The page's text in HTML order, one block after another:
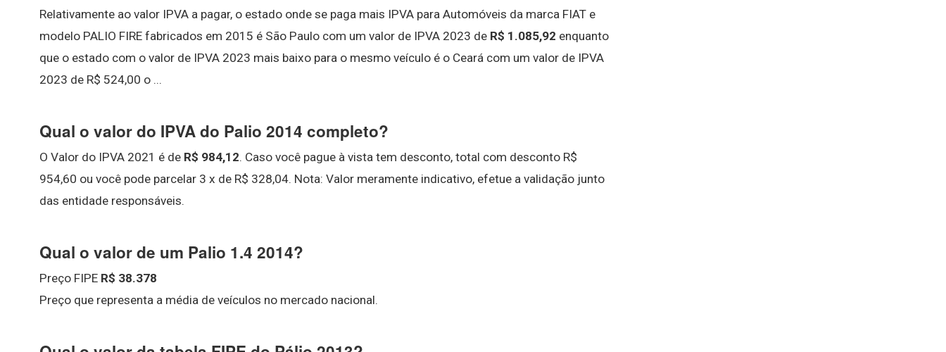
Relativamente ao valor IPVA a pagar, o estado onde se paga mais IPVA para Automóveis da marca FIAT e
modelo PALIO FIRE fabricados em 2015 é São Paulo com um valor de IPVA 2023 de R$ 1.085,92 enquanto
que o estado com o valor de IPVA 2023 mais baixo para o mesmo veículo é o Ceará com um valor de IPVA
2023 de R$ 524,00 o ...
Qual o valor do IPVA do Palio 2014 completo?
O Valor do IPVA 2021 é de R$ 984,12. Caso você pague à vista tem desconto, total com desconto R$
954,60 ou você pode parcelar 3 x de R$ 328,04. Nota: Valor meramente indicativo, efetue a validação junto
das entidade responsáveis.
Qual o valor de um Palio 1.4 2014?
Preço FIPE R$ 38.378
Preço que representa a média de veículos no mercado nacional.